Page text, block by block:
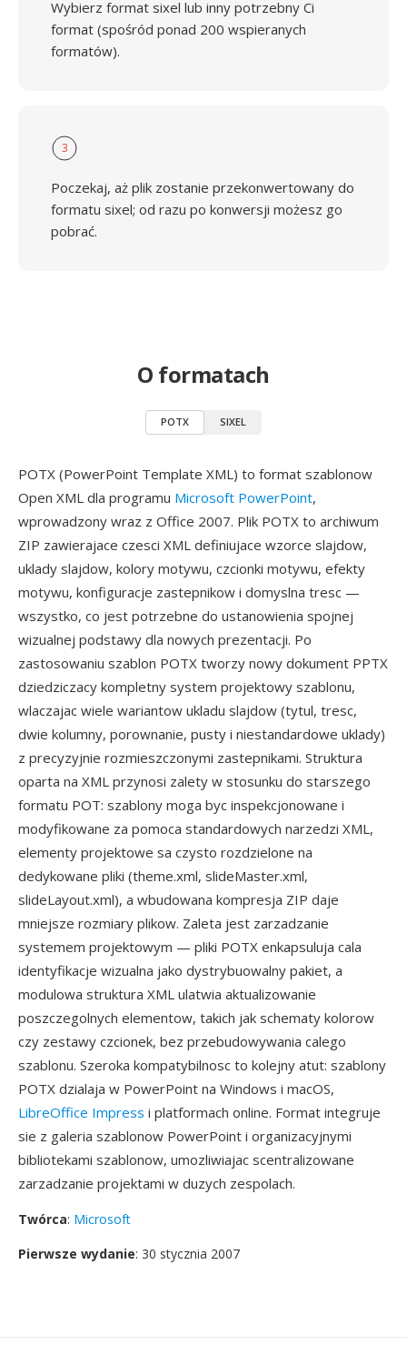
Wybierz format sixel lub inny potrzebny Ci
format (spośród ponad 200 wspieranych
formatów).
3
Poczekaj, aż plik zostanie przekonwertowany do
formatu sixel; od razu po konwersji możesz go
pobrać.
O formatach
POTX SIXEL
POTX (PowerPoint Template XML) to format szablonow
Open XML dla programu Microsoft PowerPoint,
wprowadzony wraz z Office 2007. Plik POTX to archiwum
ZIP zawierajace czesci XML definiujace wzorce slajdow,
uklady slajdow, kolory motywu, czcionki motywu, efekty
motywu, konfiguracje zastepnikow i domyslna tresc —
wszystko, co jest potrzebne do ustanowienia spojnej
wizualnej podstawy dla nowych prezentacji. Po
zastosowaniu szablon POTX tworzy nowy dokument PPTX
dziedziczacy kompletny system projektowy szablonu,
wlaczajac wiele wariantow ukladu slajdow (tytul, tresc,
dwie kolumny, porownanie, pusty i niestandardowe uklady)
z precyzyjnie rozmieszczonymi zastepnikami. Struktura
oparta na XML przynosi zalety w stosunku do starszego
formatu POT: szablony moga byc inspekcjonowane i
modyfikowane za pomoca standardowych narzedzi XML,
elementy projektowe sa czysto rozdzielone na
dedykowane pliki (theme.xml, slideMaster.xml,
slideLayout.xml), a wbudowana kompresja ZIP daje
mniejsze rozmiary plikow. Zaleta jest zarzadzanie
systemem projektowym — pliki POTX enkapsuluja cala
identyfikacje wizualna jako dystrybuowalny pakiet, a
modulowa struktura XML ulatwia aktualizowanie
poszczegolnych elementow, takich jak schematy kolorow
czy zestawy czcionek, bez przebudowywania calego
szablonu. Szeroka kompatybilnosc to kolejny atut: szablony
POTX dzialaja w PowerPoint na Windows i macOS,
LibreOffice Impress i platformach online. Format integruje
sie z galeria szablonow PowerPoint i organizacyjnymi
bibliotekami szablonow, umozliwiajac scentralizowane
zarzadzanie projektami w duzych zespolach.
Twórca: Microsoft
Pierwsze wydanie: 30 stycznia 2007